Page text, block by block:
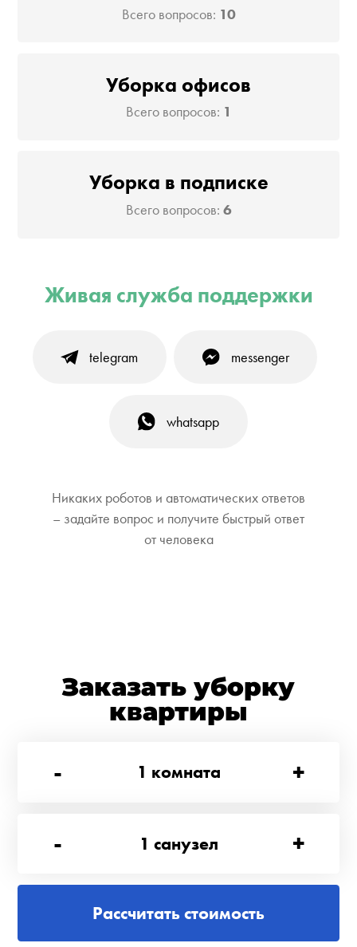
Всего вопросов: 10
Уборка офисов
Всего вопросов: 1
Уборка в подписке
Всего вопросов: 6
Живая служба поддержки
telegram messenger
whatsapp
Никаких роботов и автоматических ответов
– задайте вопрос и получите быстрый ответ
от человека
Заказать уборку
квартиры
-
1 комната +
- 1 санузел +
Рассчитать стоимость